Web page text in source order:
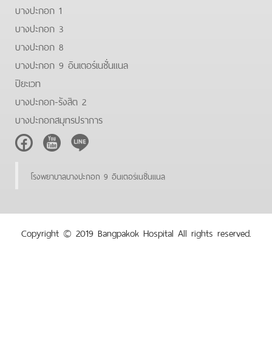
บางปะกอก 1
บางปะกอก 3
บางปะกอก 8
บางปะกอก 9 อินเตอร์เนชั่นแนล
ปิยะเวท
บางปะกอก-รังสิต 2
บางปะกอกสมุทรปราการ
FacebookYoutubeLine
โรงพยาบาลบางปะกอก 9 อินเตอร์เนชั่นแนล
Copyright © 2019 Bangpakok Hospital All rights reserved.